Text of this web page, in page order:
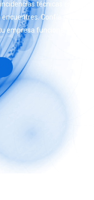
técnicas en
Confía en
empresa funcionando